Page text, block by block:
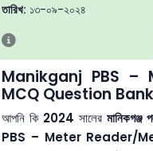
তারিখ: ১৩-০৯-২০২৪
Manikganj PBS –
MCQ Question
আপনি কি 2024 সালের
PBS – Meter Reader/